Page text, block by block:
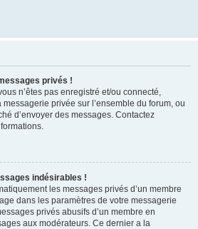
privés !
n’êtes pas enregistré et/ou connecté,
messagerie privée sur l’ensemble du forum, ou
d’envoyer des messages. Contactez
indésirables !
les messages privés d’un membre
dans les paramètres de votre messagerie
privés abusifs d’un membre en
aux modérateurs. Ce dernier a la